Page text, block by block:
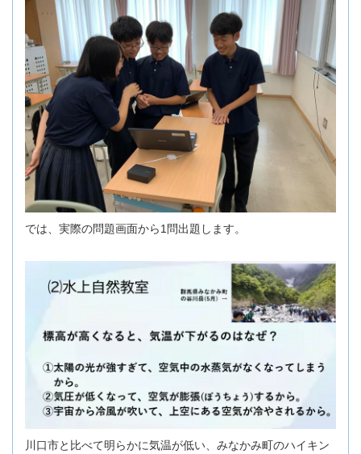
では、実際の問題画面から1問出題します。
川口市と比べて明らかに気温が低い、みなかみ町のハイキン